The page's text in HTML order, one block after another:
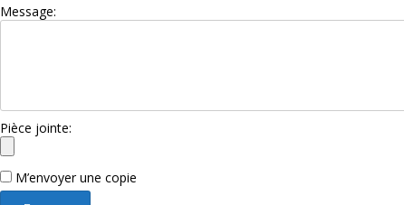
Message:
Pièce jointe:
M’envoyer une copie